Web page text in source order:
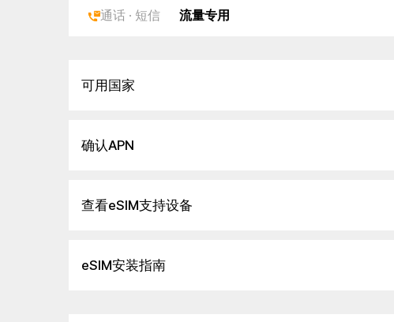
通话 · 短信 流量专用
可用国家
确认APN
查看eSIM支持设备
eSIM安装指南